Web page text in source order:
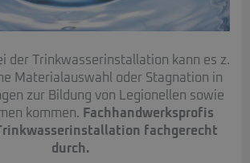
der Trinkwasserinstallation kann es z.
Materialauswahl oder Stagnation in
zur Bildung von Legionellen sowie
kommen. Fachhandwerksprofis
fachgerecht
durch.